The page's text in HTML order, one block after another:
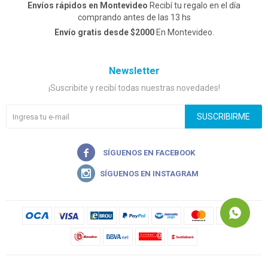
Envíos rápidos en Montevideo Recibí tu regalo en el día
comprando antes de las 13 hs
Envío gratis desde $2000En Montevideo.
Newsletter
¡Suscribite y recibí todas nuestras novedades!
SUSCRIBIRME

